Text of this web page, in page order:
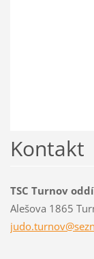
Kontakt
TSC Turnov
Alešova 1865
judo.turnov@sezn